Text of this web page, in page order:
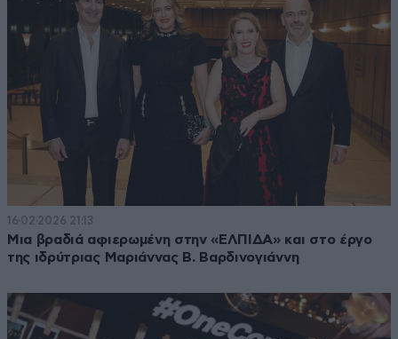
16·02·2026 21:13
Μια βραδιά αφιερωμένη στην «ΕΛΠΙΔΑ» και στο έργο
της ιδρύτριας Μαριάννας Β. Βαρδινογιάννη